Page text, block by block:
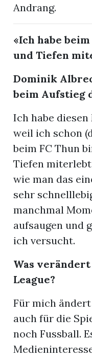
Andrang.
«Ich habe
und Tiefen
Dominik
beim Aufstieg
Ich habe
weil ich schon
beim FC Thun
Tiefen miterlebt
wie man das
sehr
manchmal
aufsaugen und
ich versucht.
Was
League?
Für mich
auch für die
noch Fussball.